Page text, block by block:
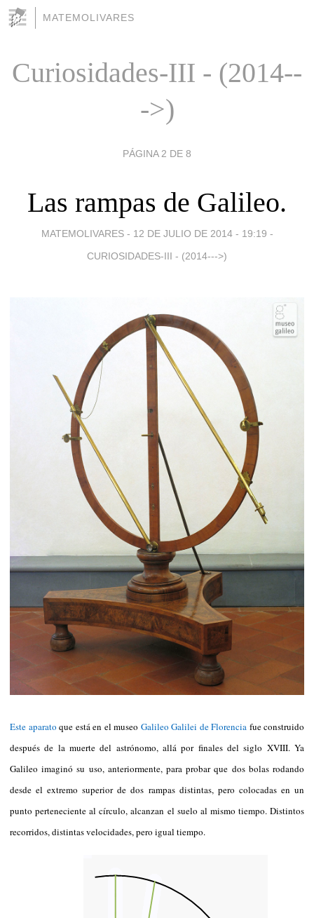
MATEMOLIVARES
Curiosidades-III - (2014--
->)
PÁGINA 2 DE 8
Las rampas de Galileo.
MATEMOLIVARES - 12 DE JULIO DE 2014 - 19:19 -
CURIOSIDADES-III - (2014--->)
Este aparato que está en el museo Galileo Galilei de Florencia fue construido
después de la muerte del astrónomo, allá por finales del siglo XVIII. Ya
Galileo imaginó su uso, anteriormente, para probar que dos bolas rodando
desde el extremo superior de dos rampas distintas, pero colocadas en un
punto perteneciente al círculo, alcanzan el suelo al mismo tiempo. Distintos
recorridos, distintas velocidades, pero igual tiempo.